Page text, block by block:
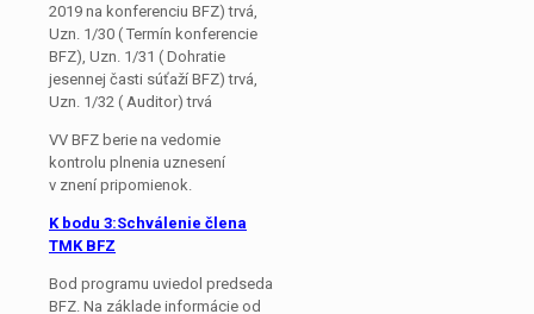
2019 na konferenciu BFZ) trvá,
Uzn. 1/30 ( Termín konferencie
BFZ), Uzn. 1/31 ( Dohratie
jesennej časti súťaží BFZ) trvá,
Uzn. 1/32 ( Auditor) trvá
VV BFZ berie na vedomie
kontrolu plnenia uznesení
v znení pripomienok.
K bodu 3:Schválenie člena
TMK BFZ
Bod programu uviedol predseda
BFZ. Na základe informácie od